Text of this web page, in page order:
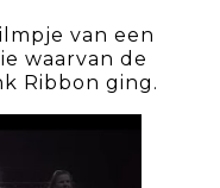
van een
waarvan de
Ribbon ging.